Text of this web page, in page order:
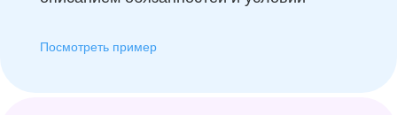
Посмотреть пример